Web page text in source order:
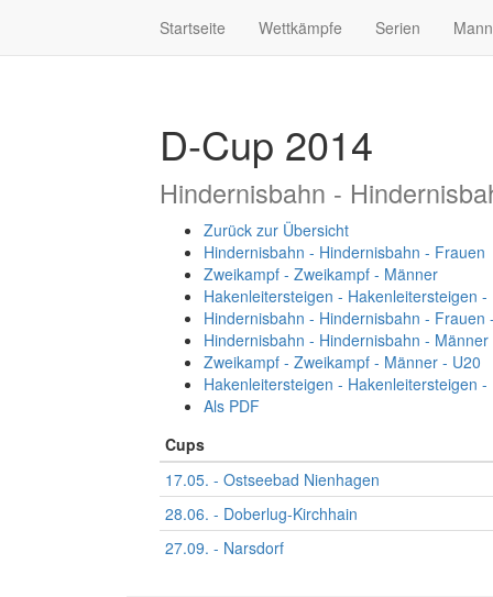
Startseite Wettkämpfe Serien
D-Cup 2014
Hindernisbahn -
Zurück zur Übersicht
Hindernisbahn - Hindernisbahn - Frauen
Zweikampf - Zweikampf - Männer
Hakenleitersteigen - Hakenleitersteigen -
Hindernisbahn - Hindernisbahn - Frauen
Hindernisbahn - Hindernisbahn -
Zweikampf - Zweikampf - Männer - U20
Hakenleitersteigen - Hakenleitersteigen
Als PDF
Cups
17.05. - Ostseebad Nienhagen
28.06. - Doberlug-Kirchhain
27.09. - Narsdorf